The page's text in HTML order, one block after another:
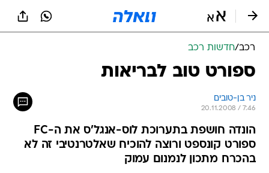
רכב/חדשות רכב
ספורט טוב לבריאות
ניר בן-טובים
20.11.2008 / 7:46
הונדה חושפת בתערוכת לוס-אנגל'ס את ה-FC
ספורט קונספט ורוצה להוכיח שאלטרנטיבי זה לא
בהכרח מתכון לנמנום עמוק